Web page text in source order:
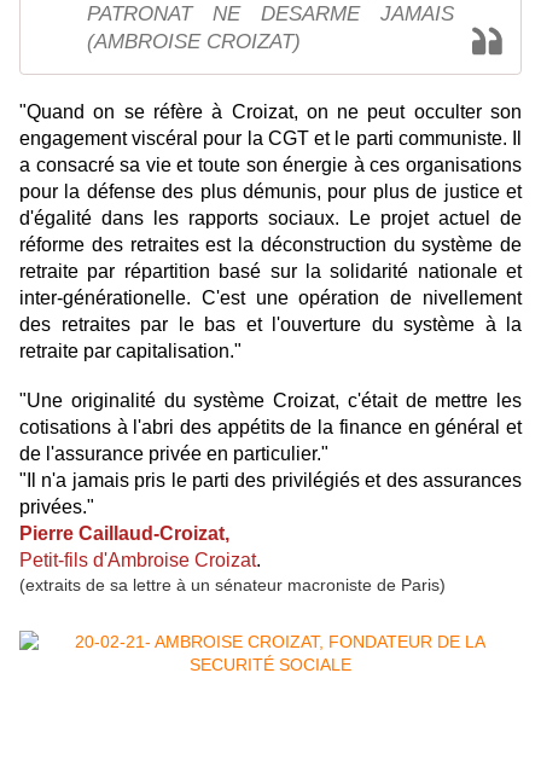
PATRONAT NE DESARME JAMAIS
(AMBROISE CROIZAT)
"Quand on se réfère à Croizat, on ne peut occulter son
engagement viscéral pour la CGT et le parti communiste. Il
a consacré sa vie et toute son énergie à ces organisations
pour la défense des plus démunis, pour plus de justice et
d'égalité dans les rapports sociaux. Le projet actuel de
réforme des retraites est la déconstruction du système de
retraite par répartition basé sur la solidarité nationale et
inter-générationelle. C'est une opération de nivellement
des retraites par le bas et l'ouverture du système à la
retraite par capitalisation."
"Une originalité du système Croizat, c'était de mettre les
cotisations à l'abri des appétits de la finance en général et
de l'assurance privée en particulier."
"Il n'a jamais pris le parti des privilégiés et des assurances
privées."
Pierre Caillaud-Croizat,
Petit-fils d'Ambroise Croizat.
(extraits de sa lettre à un sénateur macroniste de Paris)